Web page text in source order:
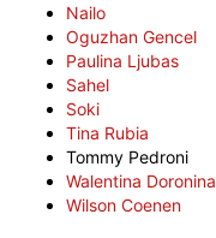
Nailo
Oguzhan Gencel
Paulina Ljubas
Sahel
Soki
Tina Rubia
Tommy Pedroni
Walentina Doronina
Wilson Coenen